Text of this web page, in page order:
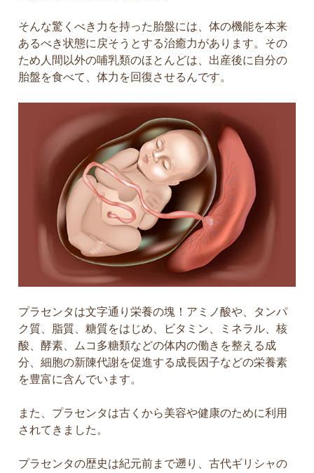
そんな驚くべき力を持った胎盤には、体の機能を本来
あるべき状態に戻そうとする治癒力があります。その
ため人間以外の哺乳類のほとんどは、出産後に自分の
胎盤を食べて、体力を回復させるんです。
プラセンタは文字通り栄養の塊！アミノ酸や、タンパ
ク質、脂質、糖質をはじめ、ビタミン、ミネラル、核
酸、酵素、ムコ多糖類などの体内の働きを整える成
分、細胞の新陳代謝を促進する成長因子などの栄養素
を豊富に含んでいます。
また、プラセンタは古くから美容や健康のために利用
されてきました。
プラセンタの歴史は紀元前まで遡り、古代ギリシャの